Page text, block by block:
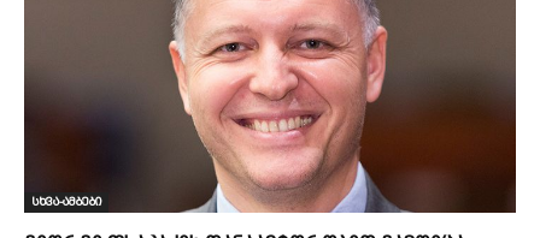
სხვა-ამბები